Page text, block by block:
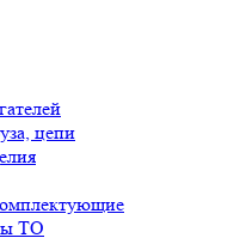
цепи
ТО